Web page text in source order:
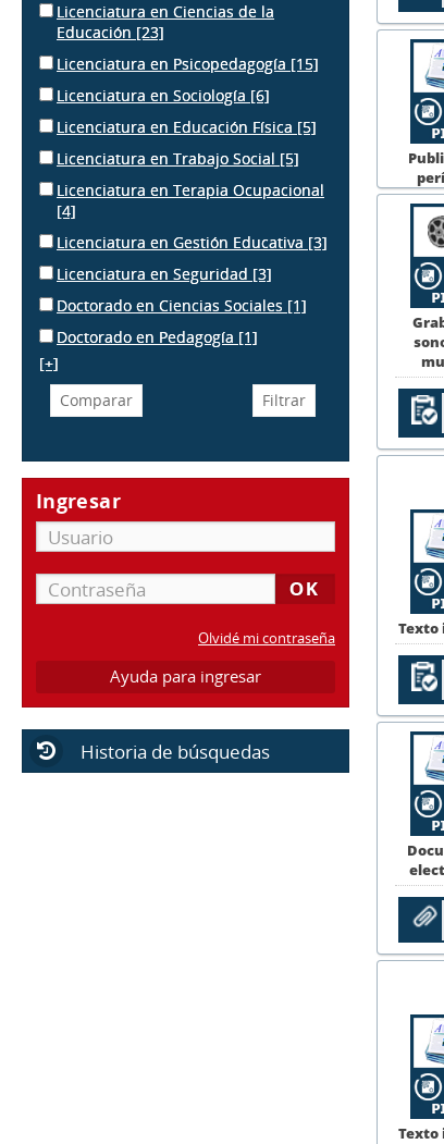
Licenciatura en Ciencias de la
Educación [23]
Licenciatura en Psicopedagogía [15]
Licenciatura en Sociología [6]
Licenciatura en Educación Física [5]
Licenciatura en Trabajo Social [5]
Licenciatura en Terapia Ocupacional
[4]
Licenciatura en Gestión Educativa [3]
Licenciatura en Seguridad [3]
Doctorado en Ciencias Sociales [1]
Doctorado en Pedagogía [1]
[+]
Ingresar
Olvidé mi contraseña
Ayuda para ingresar
Historia de búsquedas
Texto
Texto